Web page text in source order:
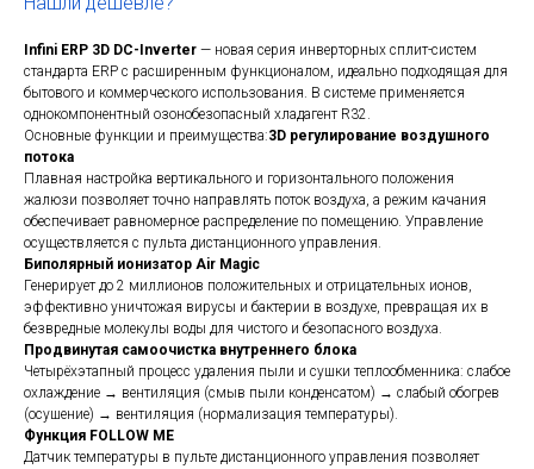
Infini ERP 3D DC-Inverter — новая серия инверторных сплит-систем
стандарта ERP с расширенным функционалом, идеально подходящая для
бытового и коммерческого использования. В системе применяется
однокомпонентный озонобезопасный хладагент R32.
Основные функции и преимущества:3D регулирование воздушного
потока
Плавная настройка вертикального и горизонтального положения
жалюзи позволяет точно направлять поток воздуха, а режим качания
обеспечивает равномерное распределение по помещению. Управление
осуществляется с пульта дистанционного управления.
Биполярный ионизатор Air Magic
Генерирует до 2 миллионов положительных и отрицательных ионов,
эффективно уничтожая вирусы и бактерии в воздухе, превращая их в
безвредные молекулы воды для чистого и безопасного воздуха.
Продвинутая самоочистка внутреннего блока
Четырёхэтапный процесс удаления пыли и сушки теплообменника: слабое
охлаждение → вентиляция (смыв пыли конденсатом) → слабый обогрев
(осушение) → вентиляция (нормализация температуры).
Функция FOLLOW ME
Датчик температуры в пульте дистанционного управления позволяет